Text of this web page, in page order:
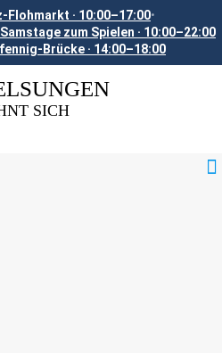
Flohmarkt · 10:00–17:00•
zum Spielen · 10:00–22:00
Brücke · 14:00–18:00